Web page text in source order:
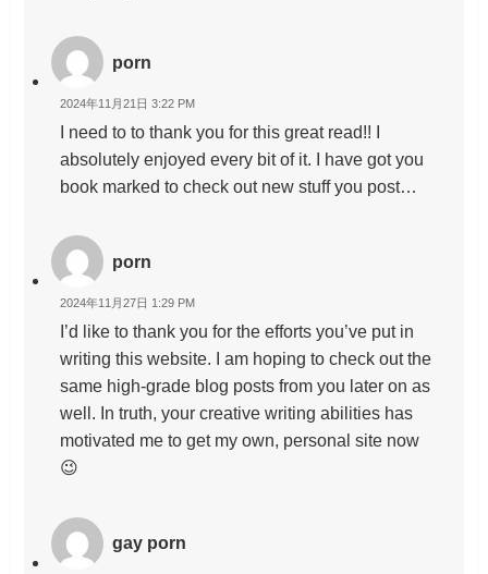
porn
2024年11月21日 3:22 PM
I need to to thank you for this great read!! I
absolutely enjoyed every bit of it. I have got you
book marked to check out new stuff you post…
porn
2024年11月27日 1:29 PM
I’d like to thank you for the efforts you’ve put in
writing this website. I am hoping to check out the
same high-grade blog posts from you later on as
well. In truth, your creative writing abilities has
motivated me to get my own, personal site now
😉
gay porn